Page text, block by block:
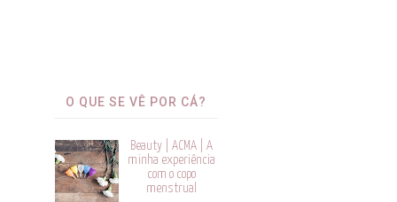
O QUE SE VÊ POR CÁ?
Beauty | ACMA | A
minha experiência
com o copo
menstrual